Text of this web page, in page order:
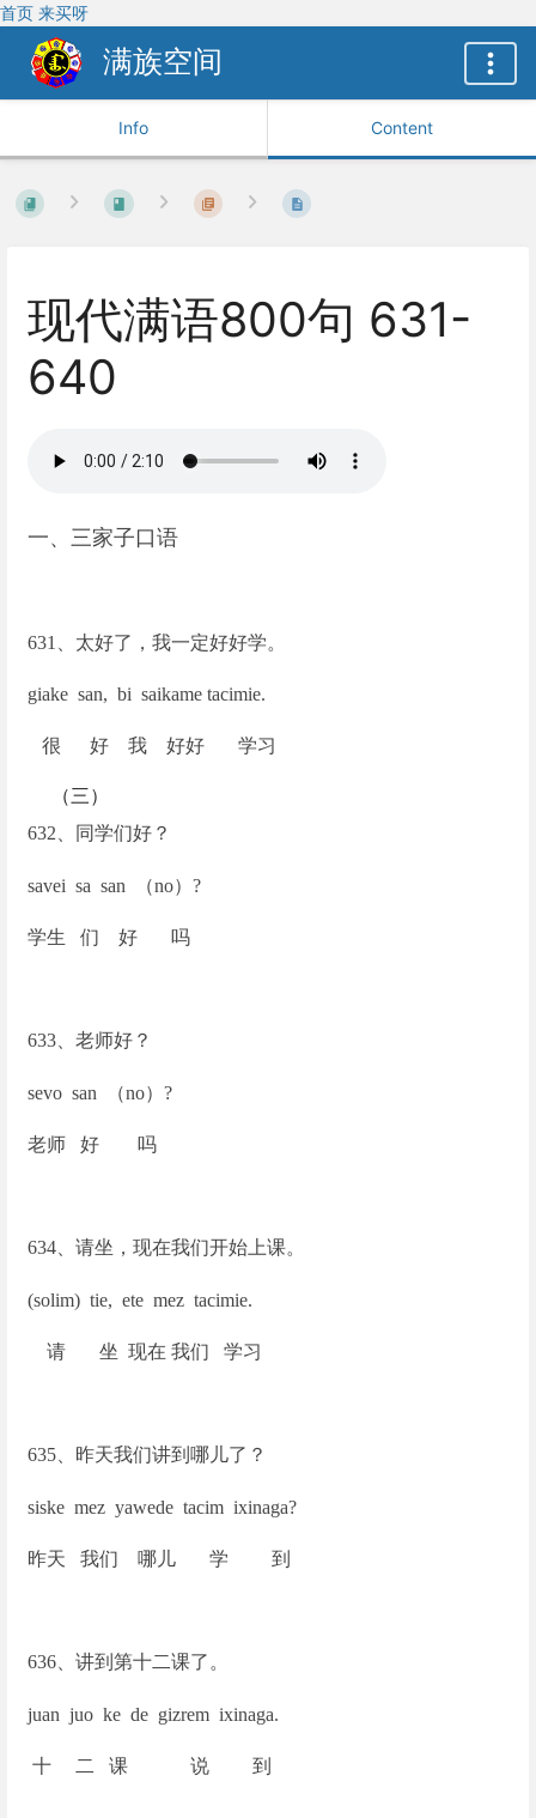
首页 来买呀
满族空间
Info Content
现代满语800句 631-
640
一、三家子口语
631 、太好了，我一定好好学。
giake san, bi saikame tacimie.
很 好 我 好好 学习
（三）
632 、同学们好？
savei sa san （no）?
学生 们 好 吗
633 、老师好？
sevo san （no）?
老师 好 吗
634 、请坐，现在我们开始上课。
(solim) tie, ete mez tacimie.
请 坐 现在 我们 学习
635 、昨天我们讲到哪儿了？
siske mez yawede tacim ixinaga?
昨天 我们 哪儿 学 到
636 、讲到第十二课了。
juan juo ke de gizrem ixinaga.
十 二 课 说 到